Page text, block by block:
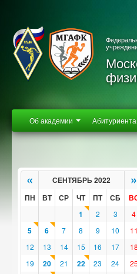
Об академии
« СЕНТЯБРЬ 2022 »
ПН ВТ СР ЧТ ПТ СБ
1
2 3 4
5 6 7 8 9 10
11
12
13 14 15 16 17
18
19
20 21 22 23 24
25